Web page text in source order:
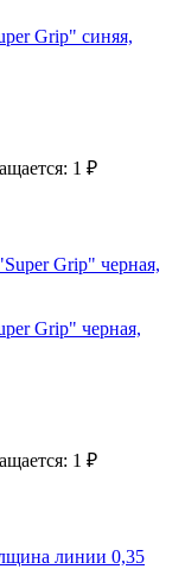
Grip" синяя,
1 ₽
Grip" черная,
1 ₽